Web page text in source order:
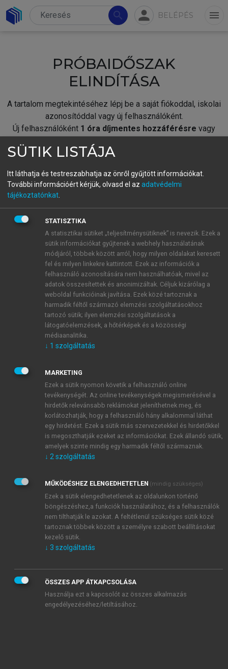
search person BELÉPÉS menu
PRÓBAIDŐSZAK
ELINDÍTÁSA
A tartalom megtekintéséhez lépj be a saját fiókoddal, iskolai
azonosítóddal vagy új felhasználóként.
Új felhasználóként 1 óra díjmentes hozzáférésre vagy
fiókoddal,vagy hozz létre új fiókot.
A regisztráció után apróbaidőszakautomatikusan
BELÉPÉS SAJÁT FIÓKKAL
ÚJ FIÓK LÉTREHOZÁSA
1 óra díjmentes hozzáférés
E-MAIL-CÍM
JELSZÓ
JELSZÓ ÚJRA
Kérek értesítést a MeRSZ újdonságairól, akcióiról.
Kérek értesítést az Akadémiai Kiadó Zrt. újdonságairól,
Adatkezelési tájékoztatóbanfoglaltakat tudomásul
veszem és elfogadom.
Általános vásárlási feltételeket, valamint a szotar.netés a
mersz.huoldalak licencszerződéseiben foglaltakat
tudomásul veszem és elfogadom.
KIPRÓBÁLOM
SÜTIK LISTÁJA
Itt láthatja és testreszabhatja az önről gyűjtött információkat.
További információért kérjük, olvasd el az adatvédelmi
tájékoztatónkat
STATISZTIKA
A statisztikai sütiket „teljesítménysütiknek” is nevezik. Ezek a
sütik információkat gyűjtenek a webhely használatának
módjáról, többek között arról, hogy milyen oldalakat keresett
fel és milyen linkekre kattintott. Ezek az információk a
felhasználó azonosítására nem használhatóak, mivel az
adatok összesítettek és anonimizáltak. Céljuk kizárólag a
weboldal funkcióinak javítása. Ezek közé tartoznak a
harmadik féltől származó elemzési szolgáltatásokhoz
tartozó sütik; ilyen elemzési szolgáltatások a
látogatóelemzések, a hőtérképek és a közösségi
médiaanalitika.
↓ 1 szolgáltatás
MARKETING
Ezek a sütik nyomon követik a felhasználó online
tevékenységét. Az online tevékenységek megismerésével a
hirdetők relevánsabb reklámokat jeleníthetnek meg, és
korlátozhatják, hogy a felhasználó hány alkalommal láthat
egy hirdetést. Ezek a sütik más szervezetekkel és hirdetőkkel
is megoszthatják ezeket az információkat. Ezek állandó sütik,
amelyek szinte mindig egy harmadik féltől származnak.
↓ 2 szolgáltatás
MŰKÖDÉSHEZ ELENGEDHETETLEN (mindig szükséges)
Ezek a sütik elengedhetetlenek az oldalunkon történő
böngészéshez,a funkciók használatához, és a felhasználók
nem tilthatják le azokat. A feltétlenül szükséges sütik közé
tartoznak többek között a személyre szabott beállításokat
kezelő sütik.
↓ 3 szolgáltatás
ÖSSZES APP ÁTKAPCSOLÁSA
Használja ezt a kapcsolót az összes alkalmazás
engedélyezéséhez/letiltásához.